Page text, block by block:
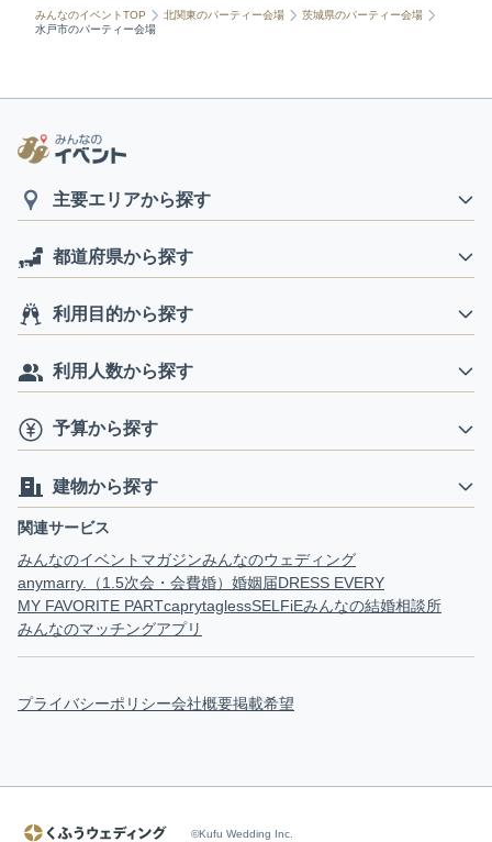
みんなのイベントTOP 北関東のパーティー会場
茨城県のパーティー会場
水戸市のパーティー会場
主要エリアから探す
都道府県から探す
利用目的から探す
利用人数から探す
予算から探す
建物から探す
関連サービス
みんなのイベントマガジンみんなのウェディング
anymarry.（1.5次会・会費婚） 婚姻届DRESS EVERY
MY FAVORITE PARTcaprytaglessSELFiEみんなの結婚相談所
みんなのマッチングアプリ
プライバシーポリシー会社概要掲載希望
©Kufu Wedding Inc.